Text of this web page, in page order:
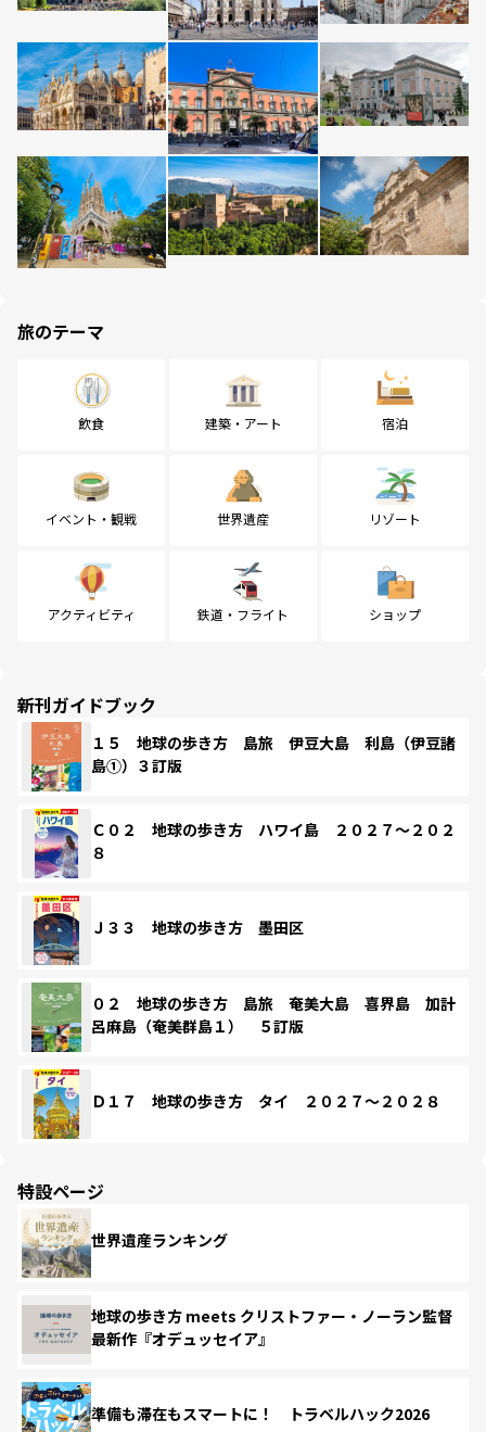
旅のテーマ
飲食 建築・アート 宿泊
イベント・観戦 世界遺産 リゾート
アクティビティ 鉄道・フライト ショップ
新刊ガイドブック
１５ 地球の歩き方 島旅 伊豆大島 利島（伊豆諸
島①）３訂版
Ｃ０２ 地球の歩き方 ハワイ島 ２０２７～２０２
８
Ｊ３３ 地球の歩き方 墨田区
０２ 地球の歩き方 島旅 奄美大島 喜界島 加計
呂麻島（奄美群島１） ５訂版
Ｄ１７ 地球の歩き方 タイ ２０２７～２０２８
特設ページ
世界遺産ランキング
地球の歩き方 meets クリストファー・ノーラン監督
最新作『オデュッセイア』
準備も滞在もスマートに！ トラベルハック2026